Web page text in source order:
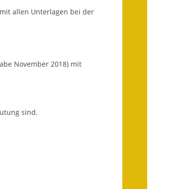
Jahresabschlüsse
Heiraten in Notzingen
allen Unterlagen bei der
November 2018) mit
sind.